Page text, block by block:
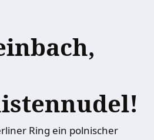
Ring ein polnischer